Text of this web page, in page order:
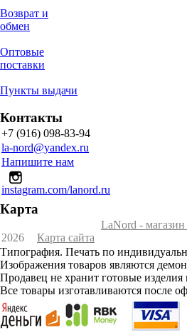
Возврат и
обмен
Оптовые
поставки
Пункты выдачи
Контакты
+7 (916) 098-83-94
la-nord@yandex.ru
Напишите нам
instagram.com/lanord.ru
Карта
LaNord -
2026
Карта сайта
Типография. Печать по
Изображения товаров являются
Продавец не хранит готовые изделия
Все товары изготавливаются после